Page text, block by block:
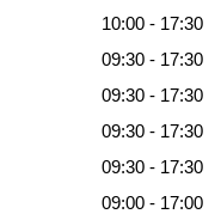
10:00 - 17:30
09:30 - 17:30
09:30 - 17:30
09:30 - 17:30
09:30 - 17:30
09:00 - 17:00